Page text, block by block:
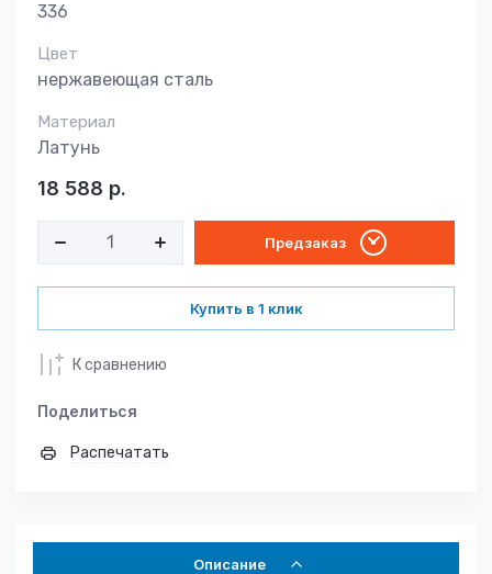
336
Цвет
нержавеющая сталь
Материал
Латунь
18 588 р.
Предзаказ
Купить в 1 клик
К сравнению
Поделиться
Распечатать
Описание